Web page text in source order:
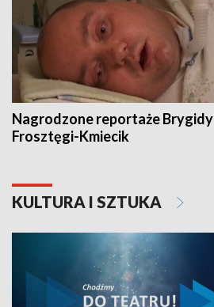
Nagrodzone reportaże Brygidy
Frosztęgi-Kmiecik
KULTURA I SZTUKA